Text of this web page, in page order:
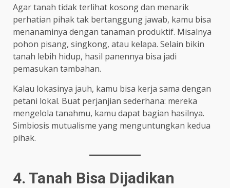
Agar tanah tidak terlihat kosong dan menarik
perhatian pihak tak bertanggung jawab, kamu bisa
menanaminya dengan tanaman produktif. Misalnya
pohon pisang, singkong, atau kelapa. Selain bikin
tanah lebih hidup, hasil panennya bisa jadi
pemasukan tambahan.
Kalau lokasinya jauh, kamu bisa kerja sama dengan
petani lokal. Buat perjanjian sederhana: mereka
mengelola tanahmu, kamu dapat bagian hasilnya.
Simbiosis mutualisme yang menguntungkan kedua
pihak.
4. Tanah Bisa Dijadikan